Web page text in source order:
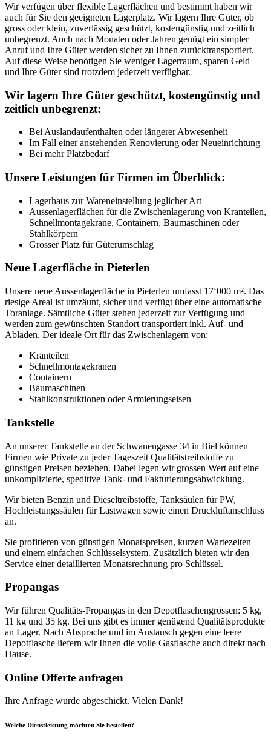
Wir verfügen über flexible Lagerflächen und bestimmt haben wir
auch für Sie den geeigneten Lagerplatz. Wir lagern Ihre Güter, ob
gross oder klein, zuverlässig geschützt, kostengünstig und zeitlich
unbegrenzt. Auch nach Monaten oder Jahren genügt ein simpler
Anruf und Ihre Güter werden sicher zu Ihnen zurücktransportiert.
Auf diese Weise benötigen Sie weniger Lagerraum, sparen Geld
und Ihre Güter sind trotzdem jederzeit verfügbar.
Wir lagern Ihre Güter geschützt, kostengünstig und
zeitlich unbegrenzt:
Bei Auslandaufenthalten oder längerer Abwesenheit
Im Fall einer anstehenden Renovierung oder Neueinrichtung
Bei mehr Platzbedarf
Unsere Leistungen für Firmen im Überblick:
Lagerhaus zur Wareneinstellung jeglicher Art
Aussenlagerflächen für die Zwischenlagerung von Kranteilen,
Schnellmontagekrane, Containern, Baumaschinen oder
Stahlkörpern
Grosser Platz für Güterumschlag
Neue Lagerfläche in Pieterlen
Unsere neue Aussenlagerfläche in Pieterlen umfasst 17‘000 m². Das
riesige Areal ist umzäunt, sicher und verfügt über eine automatische
Toranlage. Sämtliche Güter stehen jederzeit zur Verfügung und
werden zum gewünschten Standort transportiert inkl. Auf- und
Abladen. Der ideale Ort für das Zwischenlagern von:
Kranteilen
Schnellmontagekranen
Containern
Baumaschinen
Stahlkonstruktionen oder Armierungseisen
Tankstelle
An unserer Tankstelle an der Schwanengasse 34 in Biel können
Firmen wie Private zu jeder Tageszeit Qualitätstreibstoffe zu
günstigen Preisen beziehen. Dabei legen wir grossen Wert auf eine
unkomplizierte, speditive Tank- und Fakturierungsabwicklung.
Wir bieten Benzin und Dieseltreibstoffe, Tanksäulen für PW,
Hochleistungssäulen für Lastwagen sowie einen Druckluftanschluss
an.
Sie profitieren von günstigen Monatspreisen, kurzen Wartezeiten
und einem einfachen Schlüsselsystem. Zusätzlich bieten wir den
Service einer detaillierten Monatsrechnung pro Schlüssel.
Propangas
Wir führen Qualitäts-Propangas in den Depotflaschengrössen: 5 kg,
11 kg und 35 kg. Bei uns gibt es immer genügend Qualitätsprodukte
an Lager. Nach Absprache und im Austausch gegen eine leere
Depotflasche liefern wir Ihnen die volle Gasflasche auch direkt nach
Hause.
Online Offerte anfragen
Ihre Anfrage wurde abgeschickt. Vielen Dank!
Welche Dienstleistung möchten Sie bestellen?